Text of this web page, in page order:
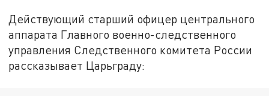
Действующий старший офицер центрального
аппарата Главного военно-следственного
управления Следственного комитета России
рассказывает Царьграду: